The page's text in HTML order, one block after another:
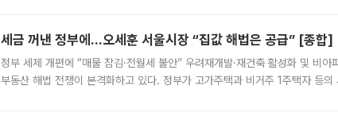
세금 꺼낸 정부에…오세훈 서울시장 “집값 해법은 공급” [종합]
정부 세제 개편에 “매물 잠김·전월세 불안” 우려재개발·재건축 활성화 및 비아
부동산 해법 전쟁이 본격화하고 있다. 정부가 고가주택과 비거주 1주택자 등